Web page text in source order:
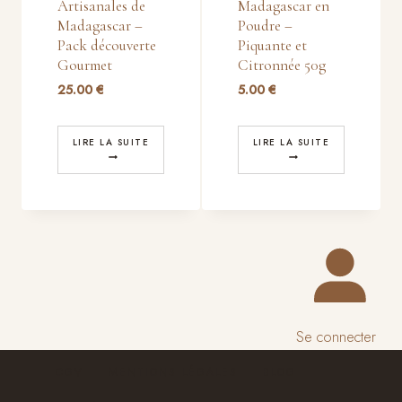
Artisanales de
Madagascar –
Pack découverte
Gourmet
25.00 €
LIRE LA SUITE
Madagascar en
Poudre –
Piquante et
Citronnée 50g
5.00 €
LIRE LA SUITE
Se connecter